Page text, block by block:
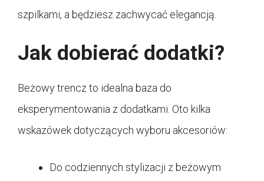
szpilkami, a będziesz zachwycać elegancją.
Jak dobierać dodatki?
Beżowy trencz to idealna baza do
eksperymentowania z dodatkami. Oto kilka
wskazówek dotyczących wyboru akcesoriów:
Do codziennych stylizacji z beżowym